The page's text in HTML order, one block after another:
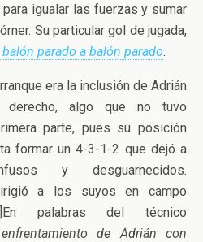
igualar las fuerzas y sumar
Su particular gol de jugada,
balón parado a balón parado.
era la inclusión de Adrián
algo que no tuvo
parte, pues su posición
formar un 4-3-1-2 que dejó a
y desguarnecidos.
a los suyos en campo
palabras del técnico
de Adrián con